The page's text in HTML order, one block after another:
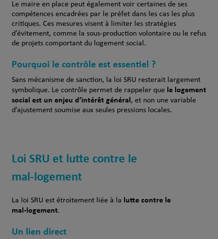
Le maire en place peut également voir certaines de ses
compétences encadrées par le préfet dans les cas les plus
critiques. Ces mesures visent à limiter les stratégies
d’évitement, comme la sous‑production volontaire ou le refus
de projets comportant du logement social.
Pourquoi le contrôle est essentiel ?
Sans mécanisme de sanction, la loi SRU resterait largement
symbolique. Le contrôle permet de rappeler que le logement
social est un enjeu d’intérêt général, et non une variable
d’ajustement soumise aux seules pressions locales.
Loi SRU et lutte contre le
mal‑logement
La loi SRU est étroitement liée à la lutte contre le
mal‑logement.
Un lien direct